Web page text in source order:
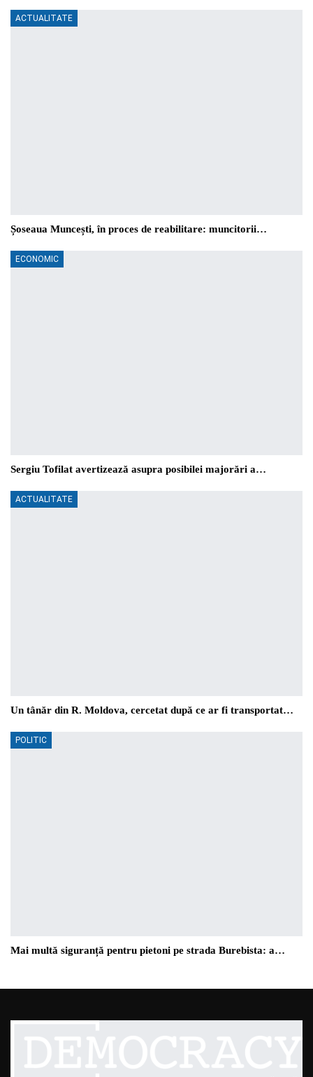
ACTUALITATE
Șoseaua Muncești, în proces de reabilitare: muncitorii…
ECONOMIC
Sergiu Tofilat avertizează asupra posibilei majorări a…
ACTUALITATE
Un tânăr din R. Moldova, cercetat după ce ar fi transportat…
POLITIC
Mai multă siguranță pentru pietoni pe strada Burebista: a…